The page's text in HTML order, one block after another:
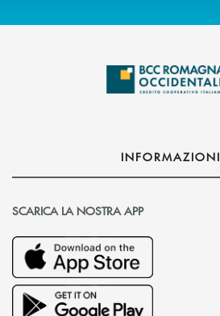
INFORMAZIONI
SCARICA LA NOSTRA APP